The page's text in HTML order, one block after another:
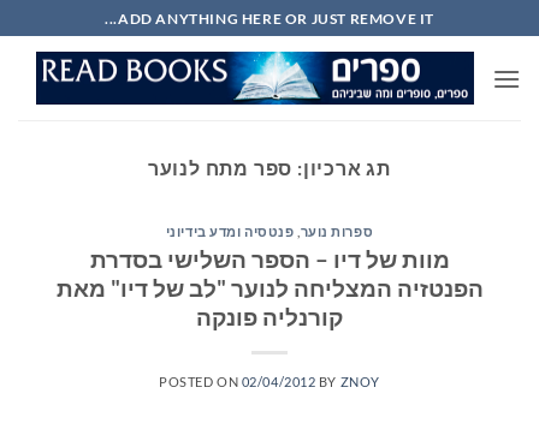
to
content
ADD ANYTHING HERE OR JUST REMOVE IT...
תג ארכיון: ספר מתח לנוער
ספרות נוער פנטסיה ומדע בידיוני
מוות של דיו – הספר השלישי בסדרת
הפנטזיה המצליחה לנוער "לב של דיו" מאת
קורנליה פונקה
POSTED ON 02/04/2012 BY ZNOY